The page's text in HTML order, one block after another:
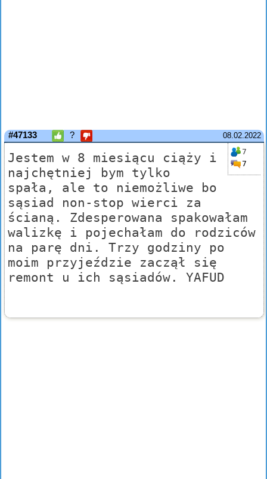
08.02.2022
#47133 ?
7
7
Jestem w 8 miesiącu ciąży i
najchętniej bym tylko
spała, ale to niemożliwe bo
sąsiad non-stop wierci za
ścianą. Zdesperowana spakowałam
walizkę i pojechałam do rodziców
na parę dni. Trzy godziny po
moim przyjeździe zaczął się
remont u ich sąsiadów. YAFUD